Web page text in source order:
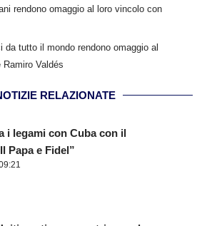
rendono omaggio al loro vincolo con
da tutto il mondo rendono omaggio al
Ramiro Valdés
RELAZIONATE
i legami con Cuba con il
Papa e Fidel”